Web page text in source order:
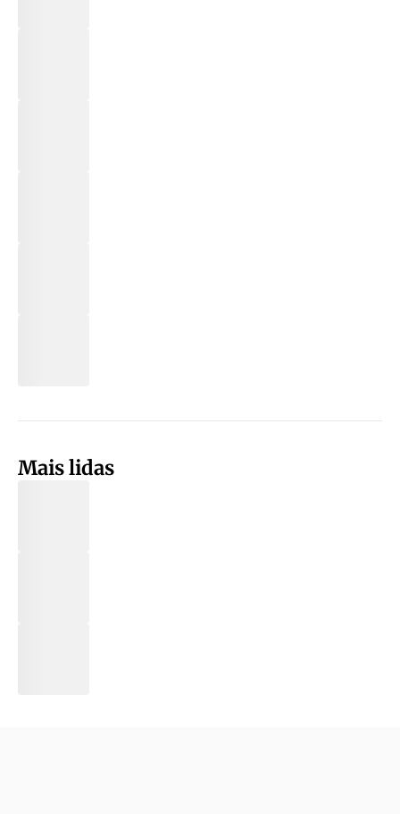
Mais lidas